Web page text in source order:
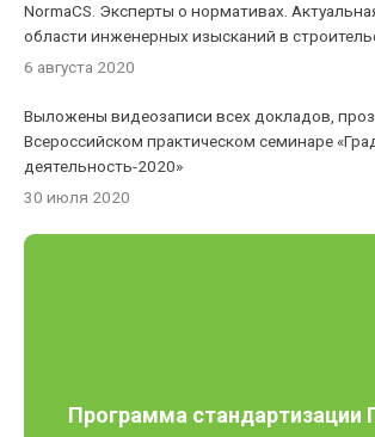
NormaCS. Эксперты о нормативах.
области инженерных изысканий в
6 августа 2020
Выложены видеозаписи всех докладов,
Всероссийском практическом семинаре
деятельность-2020»
30 июля 2020
Программа стандартизации